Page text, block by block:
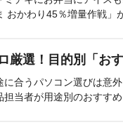
おかわり45％増量作戦」
厳選！目的別「お
に合うパソコン選びは意
担当者が用途別のおすす